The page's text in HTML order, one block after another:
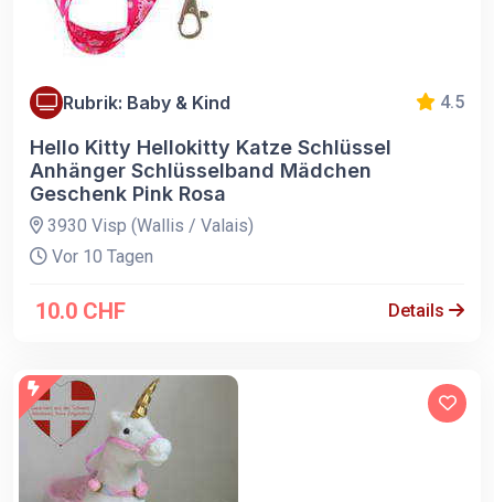
Rubrik: Baby & Kind 4.5
Hello Kitty Hellokitty Katze Schlüssel
Anhänger Schlüsselband Mädchen
Geschenk Pink Rosa
3930 Visp (Wallis / Valais)
Vor 10 Tagen
10.0 CHF Details